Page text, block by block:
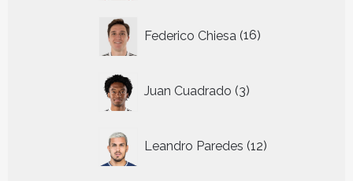
Federico Chiesa 16
producten
Juan Cuadrado 3
producten
Leandro Paredes 12
producten